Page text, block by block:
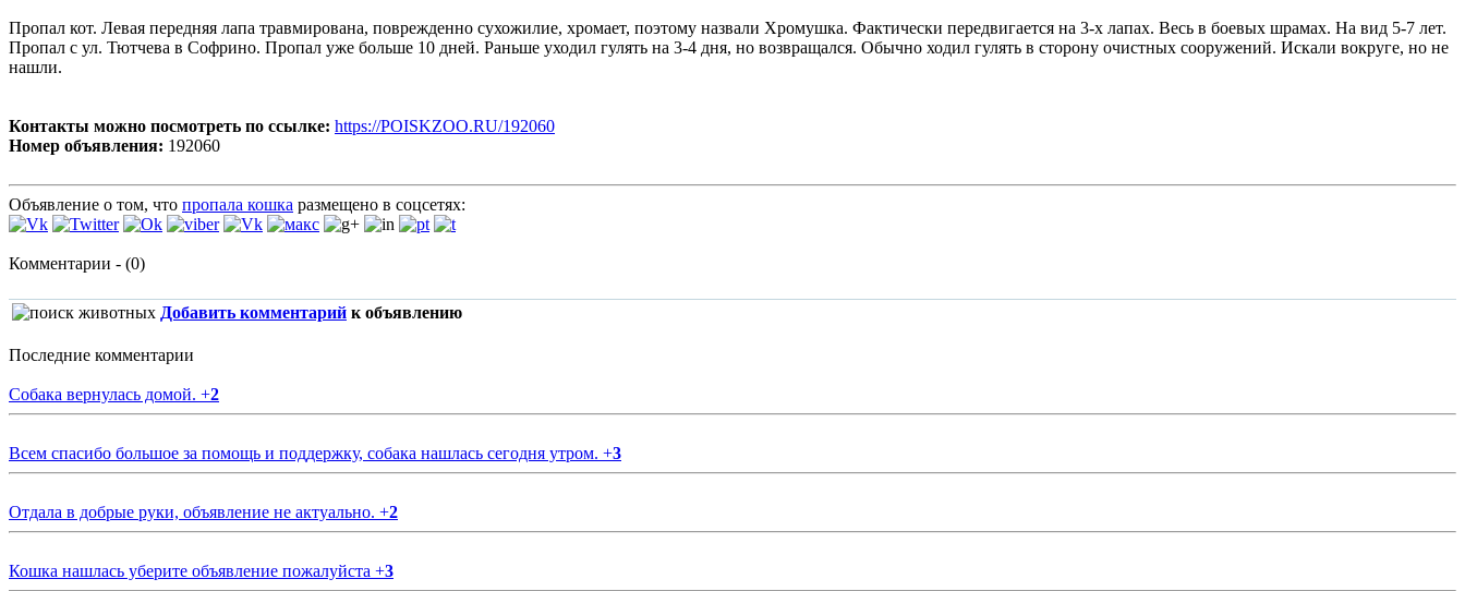
Пропал кот. Левая передняя лапа травмирована, поврежденно сухожилие, хромает, поэтому назвали Хромушка. Фактически передвигается на 3-х лапах. Весь в боевых шрамах. На вид 5-7 лет.
Пропал с ул. Тютчева в Софрино. Пропал уже больше 10 дней. Раньше уходил гулять на 3-4 дня, но возвращался. Обычно ходил гулять в сторону очистных сооружений. Искали вокруге, но не
нашли.
Контакты можно посмотреть по ссылке: https://POISKZOO.RU/192060
Номер объявления: 192060
Объявление о том, что пропала кошка размещено в соцсетях:
Комментарии - (0)
Добавить комментарий к объявлению
Последние комментарии
Собака вернулась домой. +2
Всем спасибо большое за помощь и поддержку, собака нашлась сегодня утром. +3
Отдала в добрые руки, объявление не актуально. +2
Кошка нашлась уберите объявление пожалуйста +3